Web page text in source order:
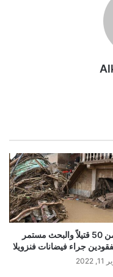
أكثر من 50 قتيلاً والبحث مستمر
جراء فيضانات فنزويلا